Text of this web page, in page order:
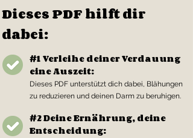
Dieses PDF hilft dir
dabei:
#1 Verleihe deiner Verdauung
eine Auszeit:
Dieses PDF unterstützt dich dabei, Blähungen
zu reduzieren und deinen Darm zu beruhigen.
#2 Deine Ernährung, deine
Entscheidung: